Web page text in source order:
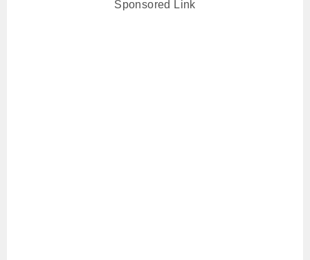
Sponsored Link